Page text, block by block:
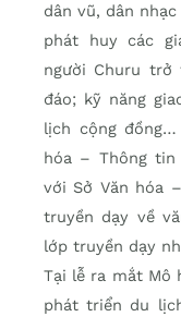
dân vũ, dân
phát huy các
người Churu trở
đáo; kỹ năng
lịch cộng đồng…
hóa – Thông
với Sở Văn hóa
truyền dạy về
lớp truyền dạy
Tại lễ ra mắt Mô
phát triển du